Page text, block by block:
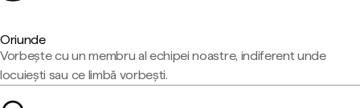
Oriunde
Vorbește cu un membru al echipei noastre, indiferent unde
locuiești sau ce limbă vorbești.